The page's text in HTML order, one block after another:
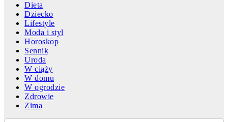
Dieta
Dziecko
Lifestyle
Moda i styl
Horoskop
Sennik
Uroda
W ciąży
W domu
W ogrodzie
Zdrowie
Zima